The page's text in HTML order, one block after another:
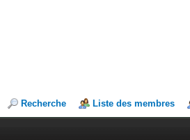
Recherche Liste des membres